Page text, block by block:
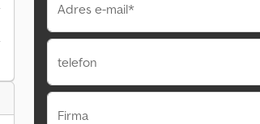
Adres e-mail*
telefon
Firma